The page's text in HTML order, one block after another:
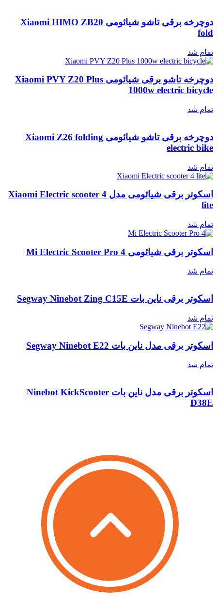
دوچرخه برقی تاشو شیائومی Xiaomi HIMO ZB20
fold
تمام شد
دوچرخه تاشو برقی شیائومی Xiaomi PVY Z20 Plus
1000w electric bicycle
تمام شد
دوچرخه برقی تاشو شیائومی Xiaomi Z26 folding
electric bike
تمام شد
اسکوتر برقی شیائومی مدل Xiaomi Electric scooter 4
lite
تمام شد
اسکوتر برقی شیائومی Mi Electric Scooter Pro 4
تمام شد
اسکوتر برقی ناین بات Segway Ninebot Zing C15E
تمام شد
اسکوتر برقی مدل ناین بات Segway Ninebot E22
تمام شد
اسکوتر برقی مدل ناین بات Ninebot KickScooter
D38E